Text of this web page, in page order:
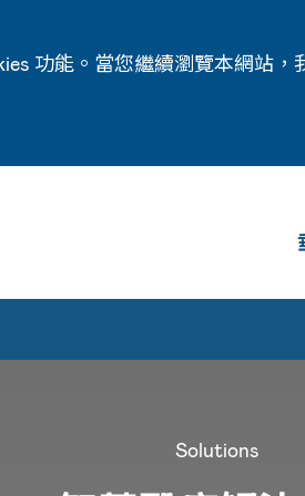
功能。當您繼續瀏覽本網站，
Solutions